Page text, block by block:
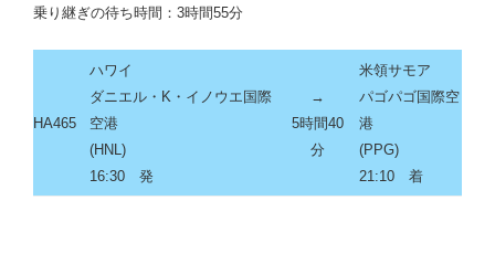
乗り継ぎの待ち時間：3時間55分
HA465
ハワイ
ダニエル・K・イノウエ国際
空港
(HNL)
16:30 発
→
5時間40
分
米領サモア
パゴパゴ国際空
港
(PPG)
21:10 着